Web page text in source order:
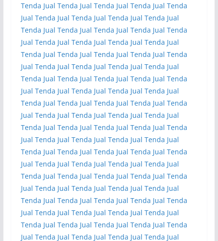
Tenda Jual Tenda Jual Tenda Jual Tenda Jual Tenda
Jual Tenda Jual Tenda Jual Tenda Jual Tenda Jual
Tenda Jual Tenda Jual Tenda Jual Tenda Jual Tenda
Jual Tenda Jual Tenda Jual Tenda Jual Tenda Jual
Tenda Jual Tenda Jual Tenda Jual Tenda Jual Tenda
Jual Tenda Jual Tenda Jual Tenda Jual Tenda Jual
Tenda Jual Tenda Jual Tenda Jual Tenda Jual Tenda
Jual Tenda Jual Tenda Jual Tenda Jual Tenda Jual
Tenda Jual Tenda Jual Tenda Jual Tenda Jual Tenda
Jual Tenda Jual Tenda Jual Tenda Jual Tenda Jual
Tenda Jual Tenda Jual Tenda Jual Tenda Jual Tenda
Jual Tenda Jual Tenda Jual Tenda Jual Tenda Jual
Tenda Jual Tenda Jual Tenda Jual Tenda Jual Tenda
Jual Tenda Jual Tenda Jual Tenda Jual Tenda Jual
Tenda Jual Tenda Jual Tenda Jual Tenda Jual Tenda
Jual Tenda Jual Tenda Jual Tenda Jual Tenda Jual
Tenda Jual Tenda Jual Tenda Jual Tenda Jual Tenda
Jual Tenda Jual Tenda Jual Tenda Jual Tenda Jual
Tenda Jual Tenda Jual Tenda Jual Tenda Jual Tenda
Jual Tenda Jual Tenda Jual Tenda Jual Tenda Jual